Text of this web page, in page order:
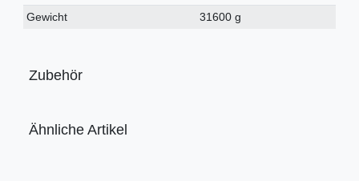
Gewicht
31600 g
Zubehör
Ähnliche Artikel